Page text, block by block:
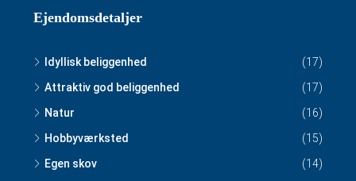
Ejendomsdetaljer
Idyllisk beliggenhed
(17)
Attraktiv god beliggenhed
(17)
Natur
(16)
Hobbyværksted
(15)
Egen skov
(14)